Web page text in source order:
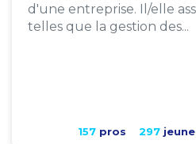
d'une entreprise. Il/elle
telles que la gestion des...
157pros 297